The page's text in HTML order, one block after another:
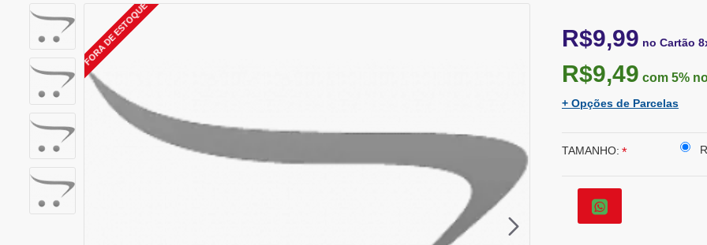
FORA DE ESTOQUE R$9,99 no Cartão
R$9,49 com 5%
+ Opções de Parcelas
TAMANHO: